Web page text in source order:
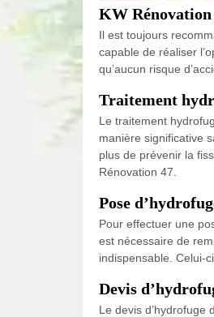
KW
Il est toujours
capable de réaliser
qu’aucun risque
Traitement
Le traitement
manière significative
plus de prévenir la
Rénovation 47.
Pose
Pour effectuer une
est nécessaire de
indispensable. Celui-
Devis
Le devis